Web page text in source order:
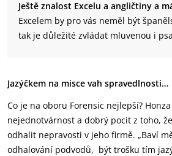
Ještě znalost Excelu a angličtiny a
Excelem by pro vás neměl být
tak je důležité zvládat mluvenou i
Jazýčkem na misce vah spravedlnosti…
Co je na oboru Forensic nejlepší?
nejednotvárnost a dobrý pocit z toho,
odhalit nepravosti v jeho firmě. „Baví
odhalování podvodů, být trošku tím